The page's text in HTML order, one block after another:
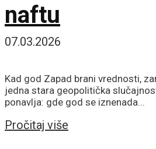
naftu
07.03.2026
Kad god Zapad brani vrednosti,
jedna stara geopolitička
ponavlja: gde god se iznenada...
Pročitaj više